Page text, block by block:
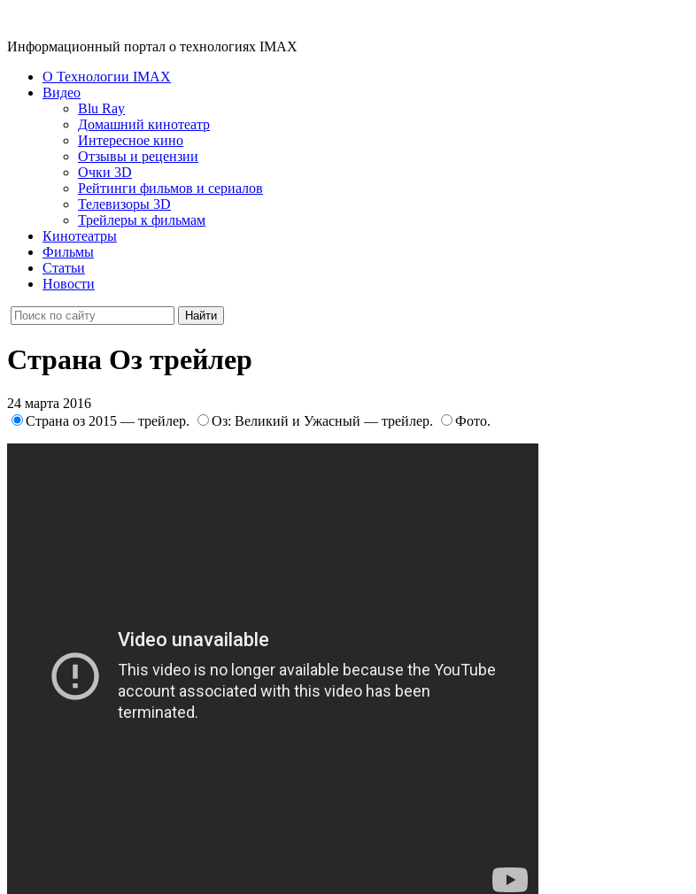
Информационный портал о технологиях IMAX
О Технологии IMAX
Видео
Blu Ray
Домашний кинотеатр
Интересное кино
Отзывы и рецензии
Очки 3D
Рейтинги фильмов и сериалов
Телевизоры 3D
Трейлеры к фильмам
Кинотеатры
Фильмы
Статьи
Новости
Страна Оз трейлер
24 марта 2016
Страна оз 2015 — трейлер.
Оз: Великий и Ужасный — трейлер. Фото.